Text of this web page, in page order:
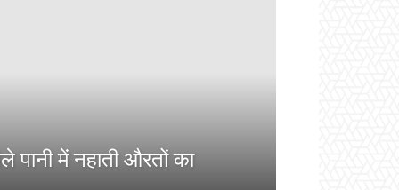
पानी में नहाती औरतों का